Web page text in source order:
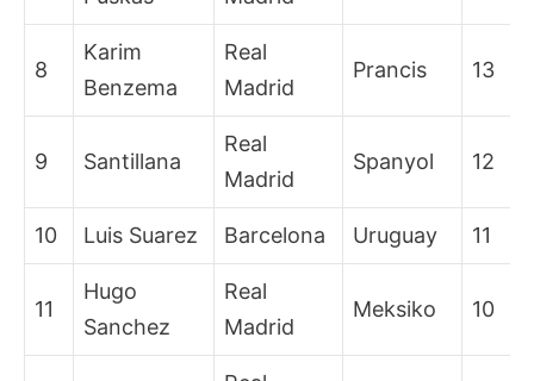
8
Karim
Benzema
Real
Madrid
Prancis 13
9 Santillana
Real
Madrid
Spanyol 12
10 Luis Suarez Barcelona Uruguay 11
11
Hugo
Sanchez
Real
Madrid
Meksiko 10